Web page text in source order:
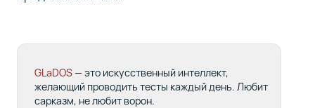
GLaDOS— это искусственный интеллект,
желающий проводить тесты каждый день. Любит
сарказм, не любит ворон.